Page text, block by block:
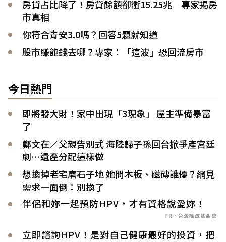
房貸占比降了！房貸餘額卻衝15.25兆 專家揭房
市真相
你符合青安3.0嗎？回答5題就知道
股市賺飽錢去哪？專家：「這波」恐回流房市
今日熱門
即將發大財！家中出現「3現象」 屋主準備暴富
了
鄭文在／父親告別式 海陸歸子孫回台掀爭產宮廷
劇…遺產分配這樣做
想換掉老宅磨石子地 她問木板、磁磚誰優？網見
需求一面倒：別換了
伴侶和妳一起預防HPV，才有資格說愛妳！
PR．台灣癌症基金會
立即諮詢HPV！是對自己健康最好的投資，把